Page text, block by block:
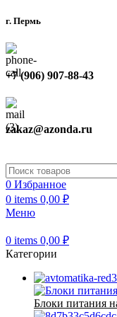
г. Пермь
+7 (906) 907-88-43
zakaz@azonda.ru
0 Избранное
0 items 0,00 ₽
Меню
0 items 0,00 ₽
Категории
Блоки питания